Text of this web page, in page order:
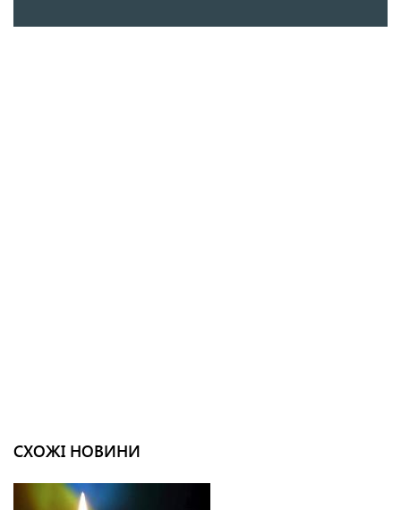
СХОЖІ НОВИНИ